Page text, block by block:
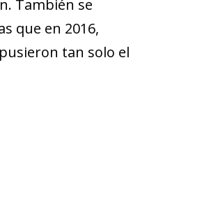
También se
que en 2016,
tan solo el